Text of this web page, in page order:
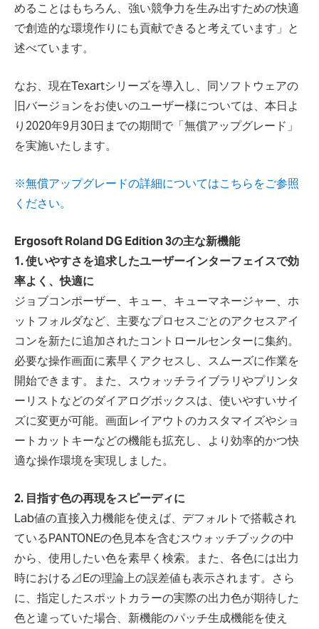
めることはもちろん、強い競争力を生み出すための快適
で創造的な環境作りにも貢献できると考えています」と
述べています。
なお、現在Texartシリーズを導入し、同ソフトウェアの
旧バージョンをお使いのユーザー様については、本日よ
り2020年9月30日までの期間で「無償アップグレード」
を実施いたします。
※無償アップグレードの詳細についてはこちらをご参照
ください。
Ergosoft Roland DG Edition 3の主な新機能
1. 使いやすさを追求したユーザーインターフェイスで効
率よく、快適に
ジョブコンポーザー、キュー、キューマネージャー、ホ
ットフォルダなど、主要なプロセスごとのアクセスアイ
コンを新たに追加されたコントロールセンターに集約。
必要な操作画面に素早くアクセスし、スムーズに作業を
開始できます。また、スウォッチライブラリやプリンタ
ーリストなどのダイアログボックスは、使いやすいサイ
ズに変更が可能。画面レイアウトのカスタマイズやショ
ートカットキーなどの機能も拡充し、より効率的かつ快
適な操作環境を実現しました。
2. 目指す色の再現をスピーディに
Lab値の直接入力機能を使えば、デフォルトで搭載され
ているPANTONEの色見本を含むスウォッチブックの中
から、使用したい色を素早く検索。また、各色には出力
時における⊿Eの理論上の誤差値も表示されます。さら
に、指定したスポットカラーの実際の出力色が期待した
色と違っていた場合、新機能のパッチ生成機能を使え